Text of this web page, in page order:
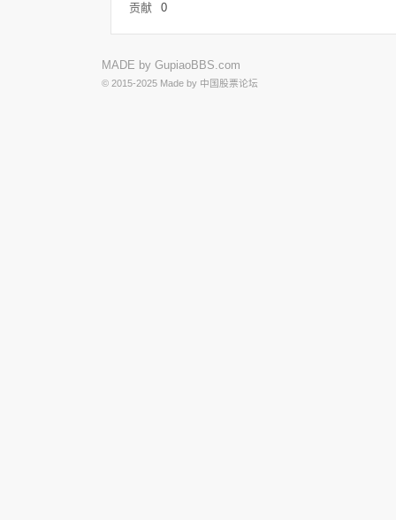
贡献
0
MADE by GupiaoBBS.com
© 2015-2025 Made by 中国股票论坛